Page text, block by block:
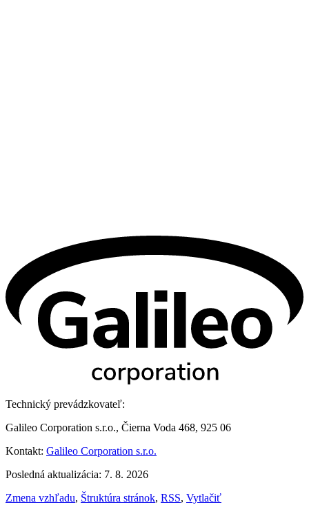
Technický prevádzkovateľ:
Galileo Corporation s.r.o., Čierna Voda 468, 925 06
Kontakt: Galileo Corporation s.r.o.
Posledná aktualizácia: 7. 8. 2026
Zmena vzhľadu, Štruktúra stránok, RSS, Vytlačiť